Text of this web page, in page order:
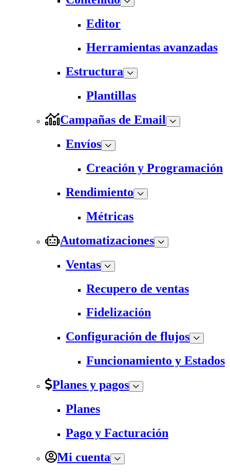
Editor
Herramientas avanzadas
Estructura
Plantillas
Campañas de Email
Envíos
Creación y Programación
Rendimiento
Métricas
Automatizaciones
Ventas
Recupero de ventas
Fidelización
Configuración de flujos
Funcionamiento y Estados
Planes y pagos
Planes
Pago y Facturación
Mi cuenta